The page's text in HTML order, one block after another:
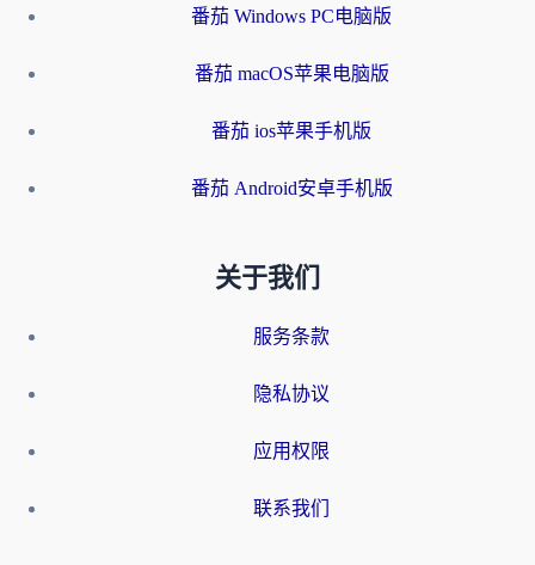
番茄 Windows PC电脑版
番茄 macOS苹果电脑版
番茄 ios苹果手机版
番茄 Android安卓手机版
关于我们
服务条款
隐私协议
应用权限
联系我们